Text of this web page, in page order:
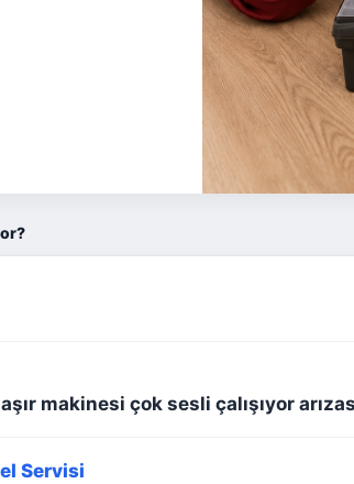
makinesi çok sesli çalışıyor
Servisi